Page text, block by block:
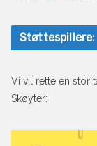
Støttespillere:
Vi vil rette en stor
Skøyter: